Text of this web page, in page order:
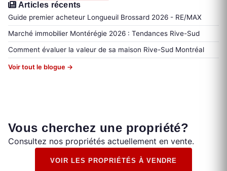
Articles récents
Guide premier acheteur Longueuil Brossard 2026 - RE/MAX
Marché immobilier Montérégie 2026 : Tendances Rive-Sud
Comment évaluer la valeur de sa maison Rive-Sud Montréal
Voir tout le blogue →
Vous cherchez une propriété?
Consultez nos propriétés actuellement en vente.
VOIR LES PROPRIÉTÉS À VENDRE